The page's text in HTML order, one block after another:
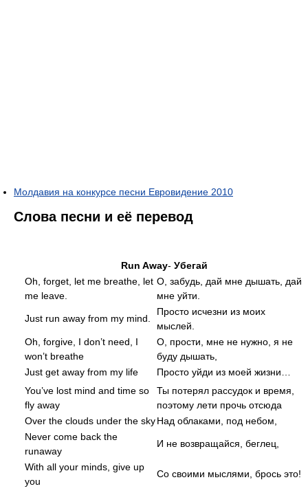
Молдавия на конкурсе песни Евровидение 2010
Слова песни и её перевод
Run Away- Убегай
Oh, forget, let me breathe, let
me leave.
О, забудь, дай мне дышать, дай
мне уйти.
Just run away from my mind.
Просто исчезни из моих
мыслей.
Oh, forgive, I don’t need, I
won’t breathe
О, прости, мне не нужно, я не
буду дышать,
Just get away from my life
Просто уйди из моей жизни…
You’ve lost mind and time so
fly away
Ты потерял рассудок и время,
поэтому лети прочь отсюда
Over the clouds under the skyНад облаками, под небом,
Never come back the
runaway
И не возвращайся, беглец,
With all your minds, give up
you
Со своими мыслями, брось это!